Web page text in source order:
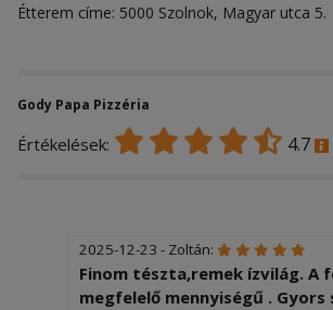
Étterem címe: 5000 Szolnok, Magyar utca 5.
Gody Papa Pizzéria
Értékelések: 4.7
2025-12-23 - Zoltán:
Finom tészta,remek ízvilág. A
megfelelő mennyiségű . Gyors